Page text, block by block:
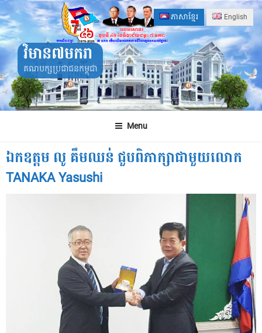
Skip
to
content
ភាសាខ្មែរ English
វិមាន៧មករា
គណបក្សប្រជាជនកម្ពុជា
Menu
ឯកឧត្តម លូ គឹមឈន់ ជួបពិភាក្សាជាមួយលោក
TANAKA Yasushi